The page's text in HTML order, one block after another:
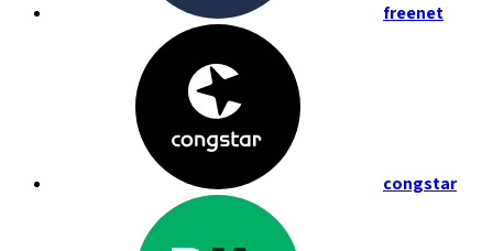
freenet
congstar